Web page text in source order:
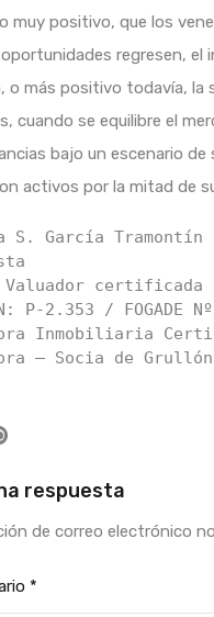
muy positivo, que los
regresen, el
o más positivo todavía, la
cuando se equilibre el
bajo un escenario
activos por la mitad de
S. García Tramontín
certificada
P-2.353 / FOGADE
Inmobiliaria
– Socia de Grullón
respuesta
de correo electrónico
*